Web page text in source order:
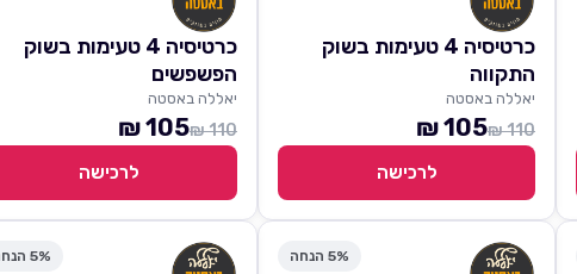
כרטיסיה 4 טעימות בשוק
התקווה
יאללה באסטה
110 ₪
105 ₪
לרכישה
כרטיסיה 4 טעימות בשוק
הפשפשים
יאללה באסטה
110 ₪
105 ₪
לרכישה
5% הנחה 5% הנחה